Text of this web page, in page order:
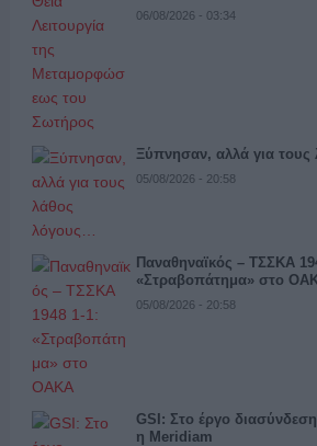
06/08/2026 - 03:34
Ξύπνησαν, αλλά για
05/08/2026 - 20:58
Παναθηναϊκός – ΤΣΣΚΑ
«Στραβοπάτημα» στο
05/08/2026 - 20:58
GSI: Στο έργο
η Meridiam